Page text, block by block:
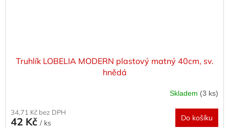
Truhlík LOBELIA MODERN plastový matný 40cm, sv.
hnědá
Skladem (3 ks)
34,71 Kč bez DPH
42 Kč / ks
Do košíku